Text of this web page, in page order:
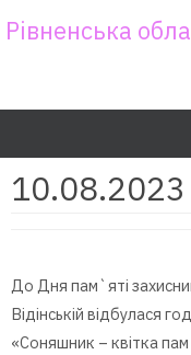
toРівненська
10.08.2023
До Дня пам`яті
Відінській відбулася
«Соняшник – квітка